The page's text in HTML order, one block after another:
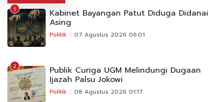
1 Kabinet Bayangan Patut Diduga Didanai
Asing
Politik 07 Agustus 2026 06:01
2 Publik Curiga UGM Melindungi Dugaan
Ijazah Palsu Jokowi
Politik 08 Agustus 2026 01:17